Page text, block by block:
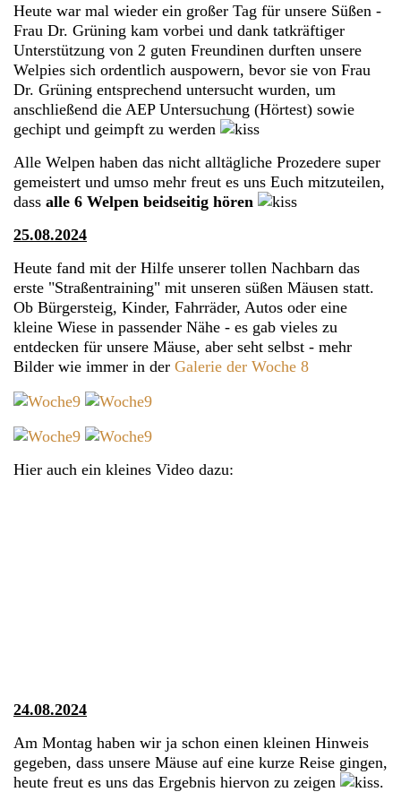
Heute war mal wieder ein großer Tag für unsere Süßen -
Frau Dr. Grüning kam vorbei und dank tatkräftiger
Unterstützung von 2 guten Freundinen durften unsere
Welpies sich ordentlich auspowern, bevor sie von Frau
Dr. Grüning entsprechend untersucht wurden, um
anschließend die AEP Untersuchung (Hörtest) sowie
gechipt und geimpft zu werden
Alle Welpen haben das nicht alltägliche Prozedere super
gemeistert und umso mehr freut es uns Euch mitzuteilen,
dass alle 6 Welpen beidseitig hören
25.08.2024
Heute fand mit der Hilfe unserer tollen Nachbarn das
erste "Straßentraining" mit unseren süßen Mäusen statt.
Ob Bürgersteig, Kinder, Fahrräder, Autos oder eine
kleine Wiese in passender Nähe - es gab vieles zu
entdecken für unsere Mäuse, aber seht selbst - mehr
Bilder wie immer in der Galerie der Woche 8
Hier auch ein kleines Video dazu:
24.08.2024
Am Montag haben wir ja schon einen kleinen Hinweis
gegeben, dass unsere Mäuse auf eine kurze Reise gingen,
heute freut es uns das Ergebnis hiervon zu zeigen
.